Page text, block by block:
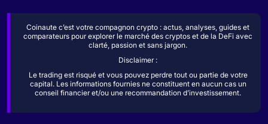
Coinaute c’est votre compagnon crypto : actus, analyses, guides et
comparateurs pour explorer le marché des cryptos et de la DeFi avec
clarté, passion et sans jargon.
Disclaimer :
Le trading est risqué et vous pouvez perdre tout ou partie de votre
capital. Les informations fournies ne constituent en aucun cas un
conseil financier et/ou une recommandation d’investissement.